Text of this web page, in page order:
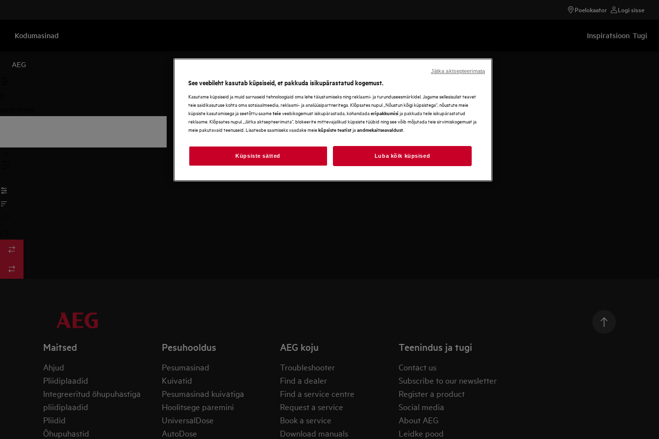
Poelokaator Logi sisse
Kodumasinad Inspiratsioon Tugi
AEG
Maitsed
Ahjud
Pliidiplaadid
Integreeritud õhupuhastiga
pliidiplaadid
Pliidid
Õhupuhastid
Pesuhooldus
Pesumasinad
Kuivatid
Pesumasinad kuivatiga
Hoolitsege paremini
UniversalDose
AutoDose
AEG koju
Troubleshooter
Find a dealer
Find a service centre
Request a service
Book a service
Download manuals
Teenindus ja tugi
Contact us
Subscribe to our newsletter
Register a product
Social media
About AEG
Leidke pood
See veebileht kasutab küpsiseid, et pakkuda isikupärastatud kogemust.
Kasutame küpsiseid ja muid sarnaseid tehnoloogiaid oma lehe täiustamiseks ning reklaami- ja turunduseesmärkidel. Jagame sellesisulist teavet
teie saidikasutuse kohta oma sotsiaalmeedia, reklaami- ja analüüsipartneritega. Klõpsates nupul „Nõustun kõigi küpsistega“, nõustute meie
küpsiste kasutamisega ja seetõttu saameteieveebikogemust isikupärastada, kohandadaeripakkumisi ja pakkuda teile isikupärastatud
reklaame. Klõpsates nupul „Jätka aktsepteerimata“, blokeerite mittevajalikud küpsiste tüübid ning see võib mõjutada teie sirvimiskogemust ja
meie pakutavaid teenuseid. Lisateabe saamiseks vaadake meieküpsiste teatistjaandmekaitseavaldust
Küpsiste sätted Luba kõik küpsised
Jätka aktsepteerimata